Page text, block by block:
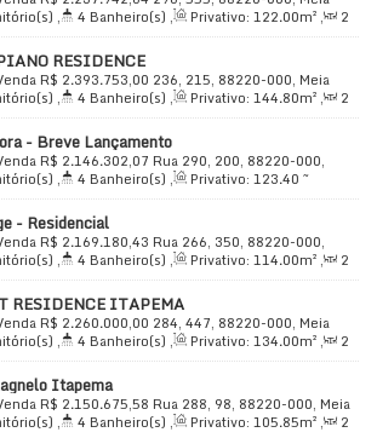
a poucos metros, oferecendo lazer e
coração de Meia Praia, uma das
valorizadas de Itapema.
2.138.000,00
de vida e desfrute de um imóvel
o melhor do litoral. Entre em
uma visita e conhecer os
Lumini.
do imóvel sujeitos a alteração
Santa Catarina, Brasil
, 4 Banheiro(s) , Privativo: 122.00m² ,
2
3Suíte(s) , Total:199.00m² , 2Vaga(s) ,
Útil:
RESIDENCE
R$ 2.393.753,00 236, 215, 88220-000, Meia
Santa Catarina, Brasil
, 4 Banheiro(s) , Privativo: 144.80m² ,
2
3Suíte(s) , Total:240.00m² , 2Vaga(s) ,
Útil:
- Breve Lançamento
R$ 2.146.302,07 Rua 290, 200, 88220-000,
Itapema, Santa Catarina, Brasil
, 4 Banheiro(s) , Privativo: 123.40 ~
, 2 Sala(s) , 3Suíte(s) , Total:123.40m² ,
2
Útil:123.40m²
- Residencial
R$ 2.169.180,43 Rua 266, 350, 88220-000,
Itapema, Santa Catarina, Brasil
, 4 Banheiro(s) , Privativo: 114.00m² ,
2
3Suíte(s) , Total:114.00m² , 2Vaga(s) ,
Útil:
RESIDENCE ITAPEMA
R$ 2.260.000,00 284, 447, 88220-000, Meia
Santa Catarina, Brasil
, 4 Banheiro(s) , Privativo: 134.00m² ,
2
3Suíte(s) , Total:199.00m² , 2Vaga(s) ,
Útil:
Itapema
R$ 2.150.675,58 Rua 288, 98, 88220-000, Meia
Santa Catarina, Brasil
, 4 Banheiro(s) , Privativo: 105.85m² ,
2